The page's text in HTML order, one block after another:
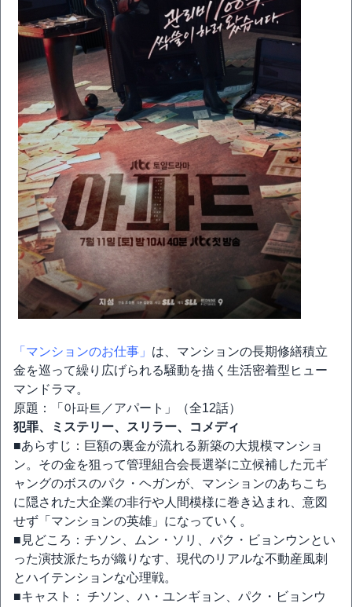
「マンションのお仕事」 は、マンションの長期修繕積立
金を巡って繰り広げられる騒動を描く生活密着型ヒュー
マンドラマ。
原題：「아파트／アパート」（全12話）
犯罪、ミステリー、スリラー、コメディ
■あらすじ：巨額の裏金が流れる新築の大規模マンショ
ン。その金を狙って管理組合会長選挙に立候補した元ギ
ャングのボスのパク・ヘガンが、マンションのあちこち
に隠された大企業の非行や人間模様に巻き込まれ、意図
せず「マンションの英雄」になっていく。
■見どころ：チソン、ムン・ソリ、パク・ビョンウンとい
った演技派たちが織りなす、現代のリアルな不動産風刺
とハイテンションな心理戦。
■キャスト： チソン、ハ・ユンギョン、パク・ビョンウ